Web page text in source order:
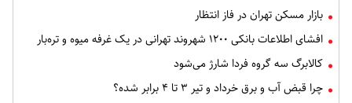
بازار مسکن تهران در فاز انتظار
افشای اطلاعات بانکی ۱۲۰۰ شهروند تهرانی در یک غرفه میوه و تره‌بار
کالابرگ سه گروه فردا شارژ می‌شود
چرا قبض آب و برق خرداد و تیر ۳ تا ۴ برابر شده؟